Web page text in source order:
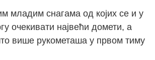
младим снагама од којих се и у
очекивати највећи домети, а
више рукометаша у првом тиму